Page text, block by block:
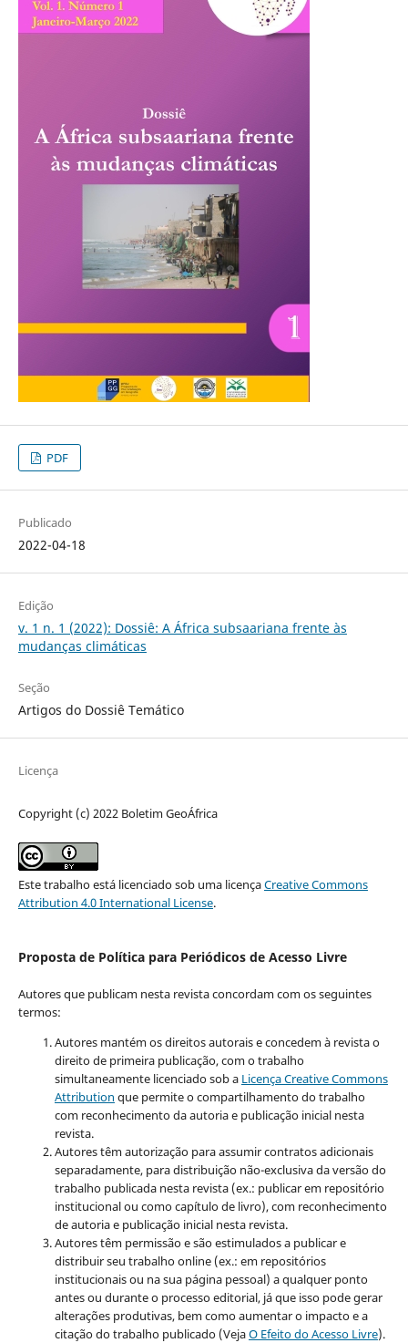
PDF
Publicado
2022-04-18
Edição
v. 1 n. 1 (2022): Dossiê: A África subsaariana frente às
mudanças climáticas
Seção
Artigos do Dossiê Temático
Licença
Copyright (c) 2022 Boletim GeoÁfrica
Este trabalho está licenciado sob uma licençaCreative Commons
Attribution 4.0 International License.
Proposta de Política para Periódicos de Acesso Livre
Autores que publicam nesta revista concordam com os seguintes
termos:
Autores mantém os direitos autorais e concedem à revista o
direito de primeira publicação, com o trabalho
simultaneamente licenciado sob a Licença Creative Commons
Attribution que permite o compartilhamento do trabalho
com reconhecimento da autoria e publicação inicial nesta
revista.
Autores têm autorização para assumir contratos adicionais
separadamente, para distribuição não-exclusiva da versão do
trabalho publicada nesta revista (ex.: publicar em repositório
institucional ou como capítulo de livro), com reconhecimento
de autoria e publicação inicial nesta revista.
Autores têm permissão e são estimulados a publicar e
distribuir seu trabalho online (ex.: em repositórios
institucionais ou na sua página pessoal) a qualquer ponto
antes ou durante o processo editorial, já que isso pode gerar
alterações produtivas, bem como aumentar o impacto e a
citação do trabalho publicado (VejaO Efeito do Acesso Livre).